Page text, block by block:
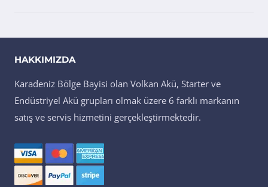
HAKKIMIZDA
Karadeniz Bölge Bayisi olan Volkan Akü, Starter ve
Endüstriyel Akü grupları olmak üzere 6 farklı markanın
satış ve servis hizmetini gerçekleştirmektedir.